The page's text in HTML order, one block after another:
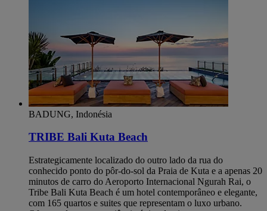
BADUNG, Indonésia
TRIBE Bali Kuta Beach
Estrategicamente localizado do outro lado da rua do
conhecido ponto do pôr-do-sol da Praia de Kuta e a apenas 20
minutos de carro do Aeroporto Internacional Ngurah Rai, o
Tribe Bali Kuta Beach é um hotel contemporâneo e elegante,
com 165 quartos e suites que representam o luxo urbano.